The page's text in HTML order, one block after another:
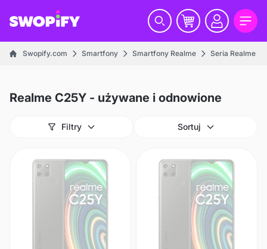
Swopify.com Smartfony Smartfony Realme Seria Realme C
Realme C25Y - używane i odnowione
Filtry Sortuj